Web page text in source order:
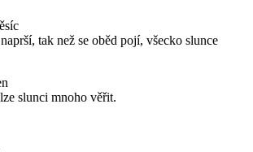
tak než se oběd pojí, všecko slunce
slunci mnoho věřit.